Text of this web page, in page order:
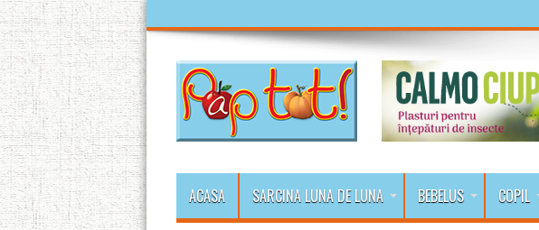
ACASA SARCINA LUNA DE LUNA BEBELUS COPIL